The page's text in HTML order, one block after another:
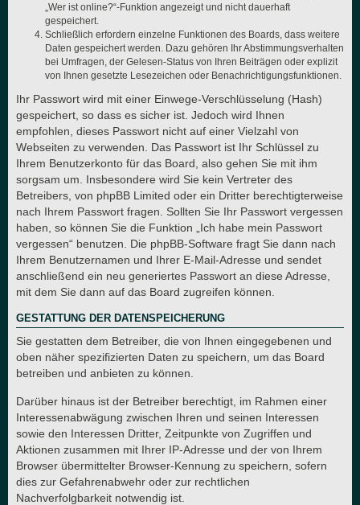
„Wer ist online?“-Funktion angezeigt und nicht dauerhaft
gespeichert.
Schließlich erfordern einzelne Funktionen des Boards, dass weitere
Daten gespeichert werden. Dazu gehören Ihr Abstimmungsverhalten
bei Umfragen, der Gelesen-Status von Ihren Beiträgen oder explizit
von Ihnen gesetzte Lesezeichen oder Benachrichtigungsfunktionen.
Ihr Passwort wird mit einer Einwege-Verschlüsselung (Hash)
gespeichert, so dass es sicher ist. Jedoch wird Ihnen
empfohlen, dieses Passwort nicht auf einer Vielzahl von
Webseiten zu verwenden. Das Passwort ist Ihr Schlüssel zu
Ihrem Benutzerkonto für das Board, also gehen Sie mit ihm
sorgsam um. Insbesondere wird Sie kein Vertreter des
Betreibers, von phpBB Limited oder ein Dritter berechtigterweise
nach Ihrem Passwort fragen. Sollten Sie Ihr Passwort vergessen
haben, so können Sie die Funktion „Ich habe mein Passwort
vergessen“ benutzen. Die phpBB-Software fragt Sie dann nach
Ihrem Benutzernamen und Ihrer E-Mail-Adresse und sendet
anschließend ein neu generiertes Passwort an diese Adresse,
mit dem Sie dann auf das Board zugreifen können.
GESTATTUNG DER DATENSPEICHERUNG
Sie gestatten dem Betreiber, die von Ihnen eingegebenen und
oben näher spezifizierten Daten zu speichern, um das Board
betreiben und anbieten zu können.
Darüber hinaus ist der Betreiber berechtigt, im Rahmen einer
Interessenabwägung zwischen Ihren und seinen Interessen
sowie den Interessen Dritter, Zeitpunkte von Zugriffen und
Aktionen zusammen mit Ihrer IP-Adresse und der von Ihrem
Browser übermittelter Browser-Kennung zu speichern, sofern
dies zur Gefahrenabwehr oder zur rechtlichen
Nachverfolgbarkeit notwendig ist.